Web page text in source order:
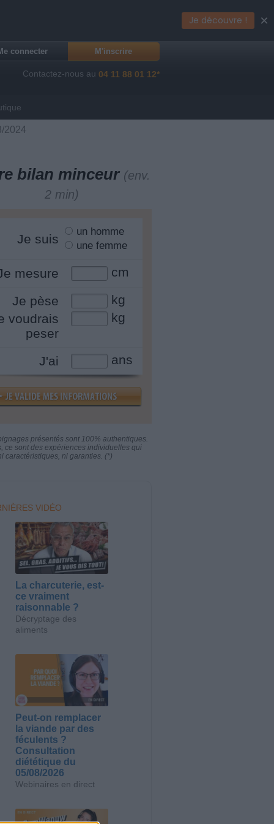
connecter M'inscrire
Contactez-nous au 04 11 88 01 12*
2024
bilan minceur (env.
2 min)
Je suis
un homme
une femme
mesure cm
Je pèse
kg
voudrais
peser
kg
J'ai ans
présentés sont 100% authentiques.
ce sont des expériences individuelles qui
caractéristiques, ni garanties. (*)
VIDÉO
La charcuterie, est-
ce vraiment
raisonnable ?
Décryptage des
aliments
Peut-on remplacer
la viande par des
féculents ?
Consultation
diététique du
05/08/2026
Webinaires en direct
Je découvre ! ×